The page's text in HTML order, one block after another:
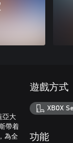
亞大
帶着
為全
遊戲方式
XBOX
功能